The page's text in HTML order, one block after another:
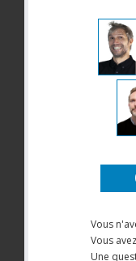
Vous
Vous
Une